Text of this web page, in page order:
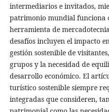
intermediarios e invitados,
patrimonio mundial funciona
herramienta de
desafíos incluyen el impacto
gestión sostenible de
grupos y la necesidad de
desarrollo económico. El
turístico sostenible siempre
integradas que consideren,